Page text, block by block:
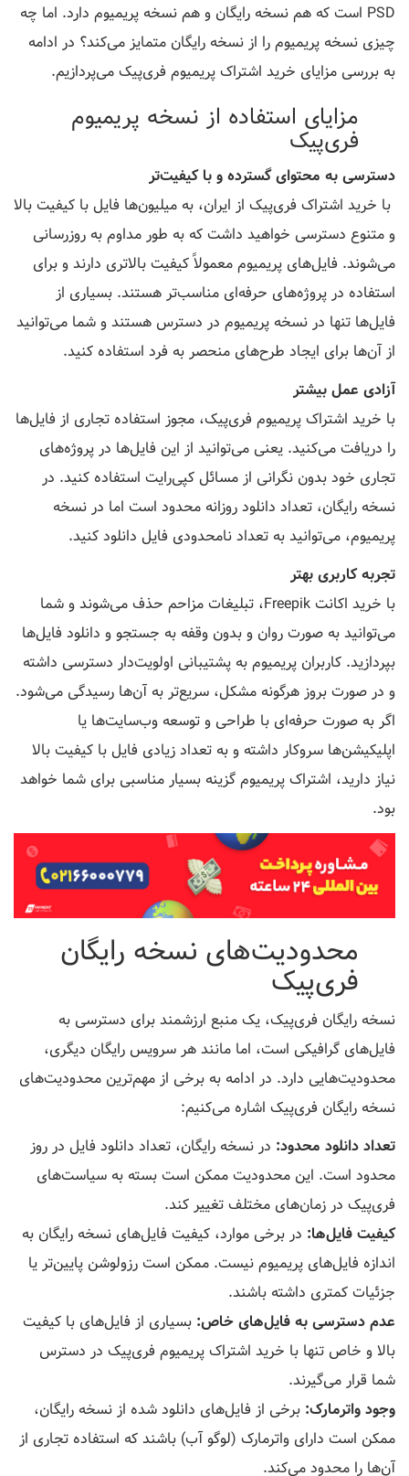
PSD است که هم نسخه رایگان و هم نسخه پریمیوم دارد. اما چه
چیزی نسخه پریمیوم را از نسخه رایگان متمایز می‌کند؟ در ادامه
به بررسی مزایای خرید اشتراک پریمیوم فری‌پیک می‌پردازیم.
مزایای استفاده از نسخه پریمیوم
فری‌پیک
دسترسی به محتوای گسترده و با کیفیت‌تر
با خرید اشتراک فری‌پیک از ایران، به میلیون‌ها فایل با کیفیت بالا
و متنوع دسترسی خواهید داشت که به طور مداوم به روزرسانی
می‌شوند. فایل‌های پریمیوم معمولاً کیفیت بالاتری دارند و برای
استفاده در پروژه‌های حرفه‌ای مناسب‌تر هستند. بسیاری از
فایل‌ها تنها در نسخه پریمیوم در دسترس هستند و شما می‌توانید
از آن‌ها برای ایجاد طرح‌های منحصر به فرد استفاده کنید.
آزادی عمل بیشتر
با خرید اشتراک پریمیوم فری‌پیک، مجوز استفاده تجاری از فایل‌ها
را دریافت می‌کنید. یعنی می‌توانید از این فایل‌ها در پروژه‌های
تجاری خود بدون نگرانی از مسائل کپی‌رایت استفاده کنید. در
نسخه رایگان، تعداد دانلود روزانه محدود است اما در نسخه
پریمیوم، می‌توانید به تعداد نامحدودی فایل دانلود کنید.
تجربه کاربری بهتر
با خرید اکانت Freepik، تبلیغات مزاحم حذف می‌شوند و شما
می‌توانید به صورت روان و بدون وقفه به جستجو و دانلود فایل‌ها
بپردازید. کاربران پریمیوم به پشتیبانی اولویت‌دار دسترسی داشته
و در صورت بروز هرگونه مشکل، سریع‌تر به آن‌ها رسیدگی می‌شود.
اگر به صورت حرفه‌ای با طراحی و توسعه وب‌سایت‌ها یا
اپلیکیشن‌ها سروکار داشته و به تعداد زیادی فایل با کیفیت بالا
نیاز دارید، اشتراک پریمیوم گزینه بسیار مناسبی برای شما خواهد
بود.
محدودیت‌های نسخه رایگان
فری‌پیک
نسخه رایگان فری‌پیک، یک منبع ارزشمند برای دسترسی به
فایل‌های گرافیکی است، اما مانند هر سرویس رایگان دیگری،
محدودیت‌هایی دارد. در ادامه به برخی از مهم‌ترین محدودیت‌های
نسخه رایگان فری‌پیک اشاره می‌کنیم:
تعداد دانلود محدود: در نسخه رایگان، تعداد دانلود فایل در روز
محدود است. این محدودیت ممکن است بسته به سیاست‌های
فری‌پیک در زمان‌های مختلف تغییر کند.
کیفیت فایل‌ها: در برخی موارد، کیفیت فایل‌های نسخه رایگان به
اندازه فایل‌های پریمیوم نیست. ممکن است رزولوشن پایین‌تر یا
جزئیات کمتری داشته باشند.
عدم دسترسی به فایل‌های خاص: بسیاری از فایل‌های با کیفیت
بالا و خاص تنها با خرید اشتراک پریمیوم فری‌پیک در دسترس
شما قرار می‌گیرند.
وجود واترمارک: برخی از فایل‌های دانلود شده از نسخه رایگان،
ممکن است دارای واترمارک (لوگو آب) باشند که استفاده تجاری از
آن‌ها را محدود می‌کند.